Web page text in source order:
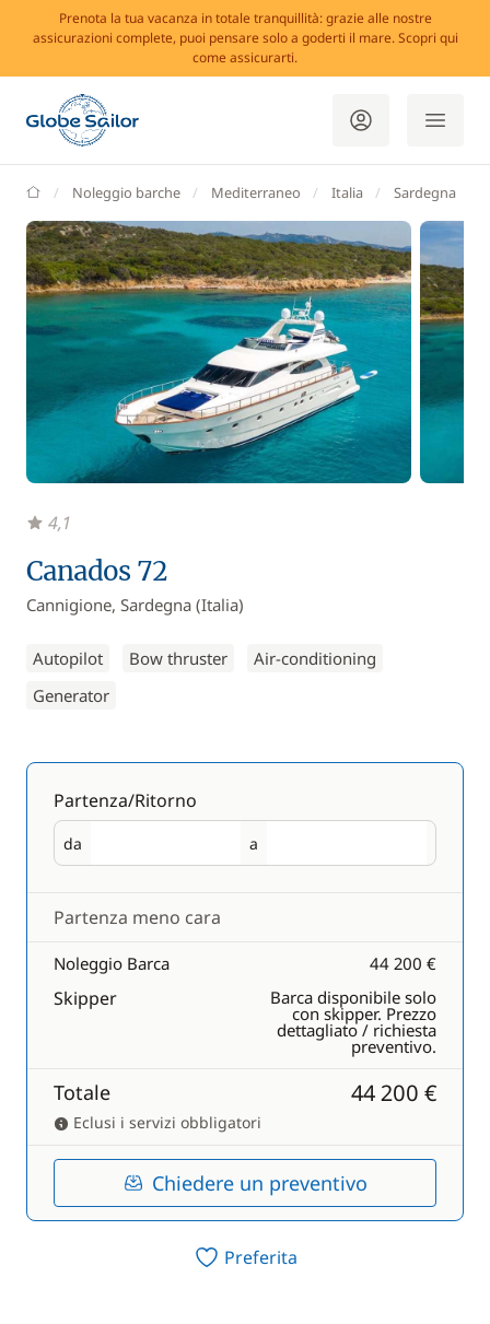
Prenota la tua vacanza in totale tranquillità: grazie alle nostre
assicurazioni complete, puoi pensare solo a goderti il mare. Scopri qui
come assicurarti.
GlobeSailor
Noleggio barche Mediterraneo Italia Sardegna
Canados 72
Cannigione, Sardegna (Italia)
Autopilot Bow thruster
Air-conditioning
Generator
4,1
Partenza/Ritorno
da
Partenza a
Ritorno
Partenza meno cara
Noleggio Barca 44 200 €
Skipper Barca disponibile solo
con skipper. Prezzo
dettagliato / richiesta
preventivo.
Totale 44 200 €
Eclusi i servizi obbligatori
Chiedere un preventivo
Preferita